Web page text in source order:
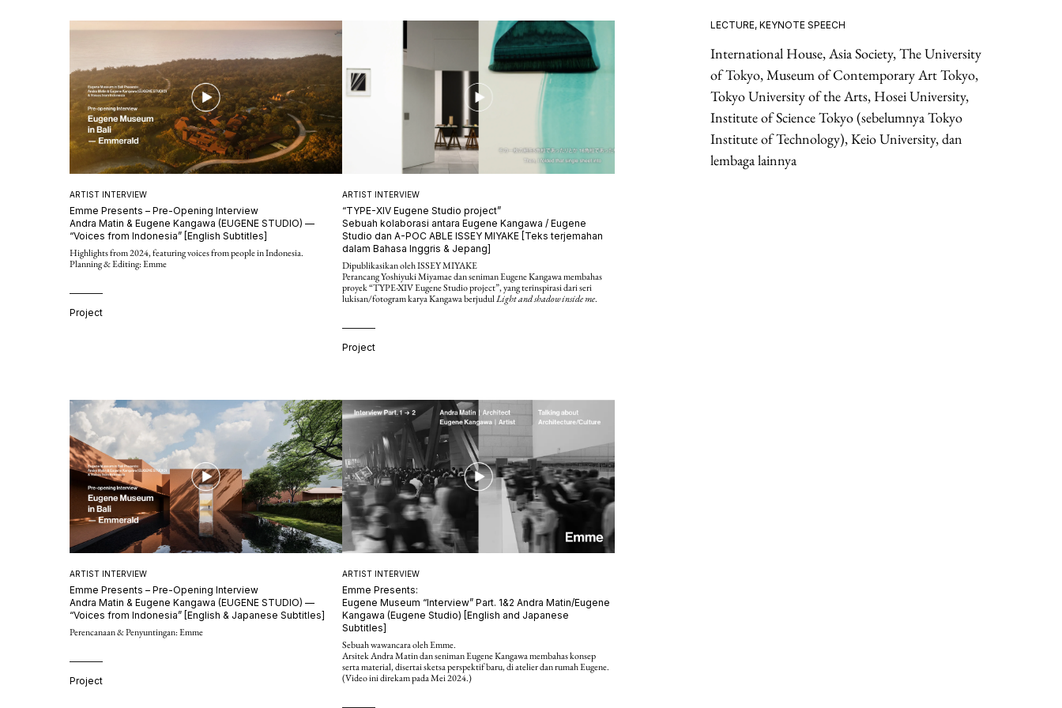
bekerja sama dengan para seniman—kegiatan yang telah banyak dipublikasikan baik di Jepang maupun di luar negeri.
Lahir di Tokyo pada tahun 1963.
Read More →
ARTIST INTERVIEW
Emme Presents – Pre-Opening Interview
Andra Matin & Eugene Kangawa (EUGENE STUDIO) —
“Voices from Indonesia” [English Subtitles]
Highlights from 2024, featuring voices from people in Indonesia.
Planning & Editing: Emme
Project
ARTIST INTERVIEW
“TYPE-XIV Eugene Studio project”
Sebuah kolaborasi antara Eugene Kangawa / Eugene
Studio dan A-POC ABLE ISSEY MIYAKE [Teks terjemahan
dalam Bahasa Inggris & Jepang]
Dipublikasikan oleh ISSEY MIYAKE
Perancang Yoshiyuki Miyamae dan seniman Eugene Kangawa membahas
proyek “TYPE-XIV Eugene Studio project”, yang terinspirasi dari seri
lukisan/fotogram karya Kangawa berjudulLight and shadow inside me.
Project
ARTIST INTERVIEW
Emme Presents – Pre-Opening Interview
Andra Matin & Eugene Kangawa (EUGENE STUDIO) —
“Voices from Indonesia” [English & Japanese Subtitles]
Perencanaan & Penyuntingan: Emme
Project
ARTIST INTERVIEW
Emme Presents:
Eugene Museum “Interview” Part. 1&2 Andra Matin/Eugene
Kangawa (Eugene Studio) [English and Japanese
Subtitles]
Sebuah wawancara oleh Emme.
Arsitek Andra Matin dan seniman Eugene Kangawa membahas konsep
serta material, disertai sketsa perspektif baru, di atelier dan rumah Eugene.
(Video ini direkam pada Mei 2024.)
LECTURE, KEYNOTE SPEECH
International House, Asia Society, The University
of Tokyo, Museum of Contemporary Art Tokyo,
Tokyo University of the Arts, Hosei University,
Institute of Science Tokyo (sebelumnya Tokyo
Institute of Technology), Keio University, dan
lembaga lainnya